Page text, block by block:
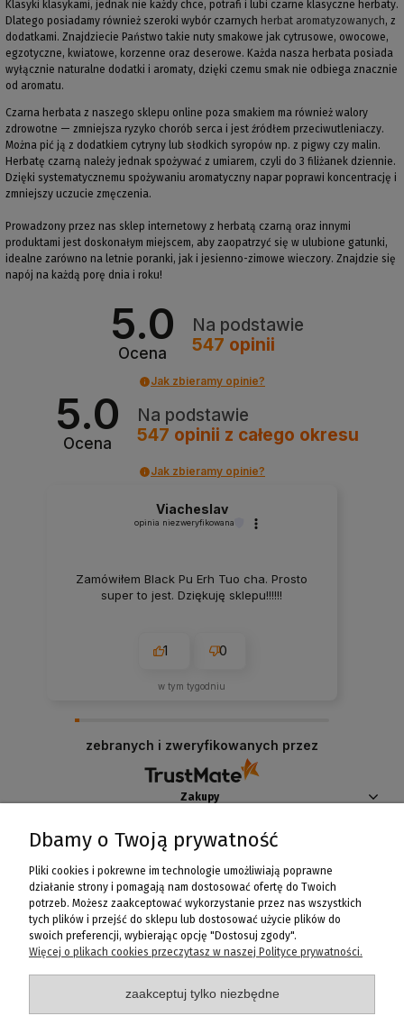
Klasyki klasykami, jednak nie każdy chce, potrafi i lubi czarne klasyczne herbaty.
Dlatego posiadamy również szeroki wybór czarnych herbat aromatyzowanych, z
dodatkami. Znajdziecie Państwo takie nuty smakowe jak cytrusowe, owocowe,
egzotyczne, kwiatowe, korzenne oraz deserowe. Każda nasza herbata posiada
wyłącznie naturalne dodatki i aromaty, dzięki czemu smak nie odbiega znacznie
od aromatu.
Czarna herbata z naszego sklepu online poza smakiem ma również walory
zdrowotne — zmniejsza ryzyko chorób serca i jest źródłem przeciwutleniaczy.
Można pić ją z dodatkiem cytryny lub słodkich syropów np. z pigwy czy malin.
Herbatę czarną należy jednak spożywać z umiarem, czyli do 3 filiżanek dziennie.
Dzięki systematycznemu spożywaniu aromatyczny napar poprawi koncentrację i
zmniejszy uczucie zmęczenia.
Prowadzony przez nas sklep internetowy z herbatą czarną oraz innymi
produktami jest doskonałym miejscem, aby zaopatrzyć się w ulubione gatunki,
idealne zarówno na letnie poranki, jak i jesienno-zimowe wieczory. Znajdzie się
napój na każdą porę dnia i roku!
5.0
Ocena
Na podstawie
547 opinii
Jak zbieramy opinie?
5.0
Ocena
Na podstawie
547 opinii z całego okresu
Jak zbieramy opinie?
Viacheslav
opinia niezweryfikowana
Zamówiłem Black Pu Erh Tuo cha. Prosto
super to jest. Dziękuję sklepu!!!!!!
1 0
w tym tygodniu
zebranych i zweryfikowanych przez
Zakupy
Pomoc
Moje konto
Informacje
Fanaberia Salon Rozmaitości
Dbamy o Twoją prywatność
Pliki cookies i pokrewne im technologie umożliwiają poprawne
działanie strony i pomagają nam dostosować ofertę do Twoich
potrzeb. Możesz zaakceptować wykorzystanie przez nas wszystkich
tych plików i przejść do sklepu lub dostosować użycie plików do
swoich preferencji, wybierając opcję "Dostosuj zgody".
Więcej o plikach cookies przeczytasz w naszej Polityce prywatności.
zaakceptuj tylko niezbędne